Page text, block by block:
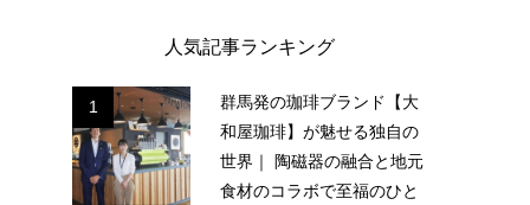
人気記事ランキング
1
群馬発の珈琲ブランド【大
和屋珈琲】が魅せる独自の
世界｜ 陶磁器の融合と地元
食材のコラボで至福のひと